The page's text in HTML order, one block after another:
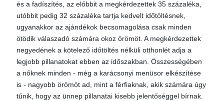
és a fadíszítés, az előbbit a megkérdezettek 35 százaléka,
utóbbit pedig 32 százaléka tartja kedvelt időtöltésnek,
ugyanakkor az ajándékok becsomagolása csak minden
ötödik válaszadó számára okoz örömöt. A megkérdezettek
negyedének a kötelező időtöltés nélküli otthonlét adja a
legjobb pillanatokat ebben az időszakban. Összességében
a nőknek minden - még a karácsonyi menüsor elkészítése
is - nagyobb örömöt ad, mint a férfiaknak, akik számára úgy
tűnik, hogy az ünnep pillanatai kisebb jelentőséggel bírnak.